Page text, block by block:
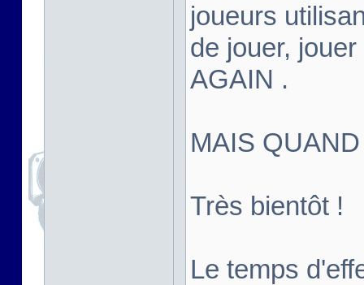
joueurs
de jouer,
AGAIN .
MAIS
Très bientôt !
Le temps